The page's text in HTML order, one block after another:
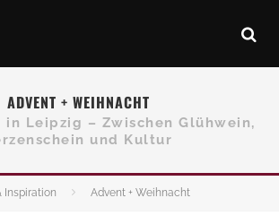
ADVENT + WEIHNACHT
in Leipzig – Zwischen Glühwein,
und Kultur
Inspiration Advent + Weihnacht